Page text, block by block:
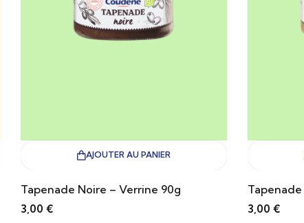
AJOUTER AU PANIER
Tapenade Noire – Verrine 90g
3,00 €
3,00 €